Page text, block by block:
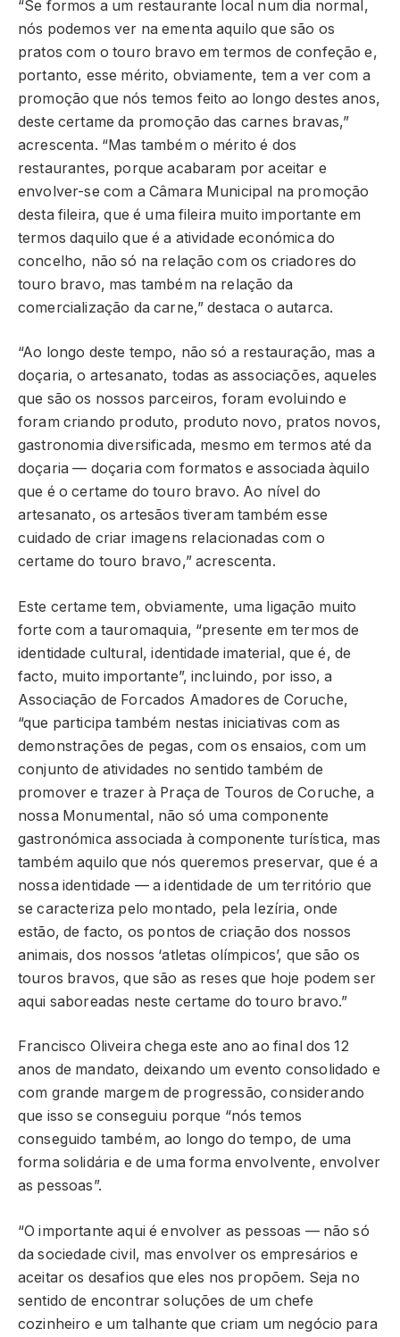
“Se formos a um restaurante local num dia normal,
nós podemos ver na ementa aquilo que são os
pratos com o touro bravo em termos de confeção e,
portanto, esse mérito, obviamente, tem a ver com a
promoção que nós temos feito ao longo destes anos,
deste certame da promoção das carnes bravas,”
acrescenta. “Mas também o mérito é dos
restaurantes, porque acabaram por aceitar e
envolver-se com a Câmara Municipal na promoção
desta fileira, que é uma fileira muito importante em
termos daquilo que é a atividade económica do
concelho, não só na relação com os criadores do
touro bravo, mas também na relação da
comercialização da carne,” destaca o autarca.
“Ao longo deste tempo, não só a restauração, mas a
doçaria, o artesanato, todas as associações, aqueles
que são os nossos parceiros, foram evoluindo e
foram criando produto, produto novo, pratos novos,
gastronomia diversificada, mesmo em termos até da
doçaria — doçaria com formatos e associada àquilo
que é o certame do touro bravo. Ao nível do
artesanato, os artesãos tiveram também esse
cuidado de criar imagens relacionadas com o
certame do touro bravo,” acrescenta.
Este certame tem, obviamente, uma ligação muito
forte com a tauromaquia, “presente em termos de
identidade cultural, identidade imaterial, que é, de
facto, muito importante”, incluindo, por isso, a
Associação de Forcados Amadores de Coruche,
“que participa também nestas iniciativas com as
demonstrações de pegas, com os ensaios, com um
conjunto de atividades no sentido também de
promover e trazer à Praça de Touros de Coruche, a
nossa Monumental, não só uma componente
gastronómica associada à componente turística, mas
também aquilo que nós queremos preservar, que é a
nossa identidade — a identidade de um território que
se caracteriza pelo montado, pela lezíria, onde
estão, de facto, os pontos de criação dos nossos
animais, dos nossos ‘atletas olímpicos’, que são os
touros bravos, que são as reses que hoje podem ser
aqui saboreadas neste certame do touro bravo.”
Francisco Oliveira chega este ano ao final dos 12
anos de mandato, deixando um evento consolidado e
com grande margem de progressão, considerando
que isso se conseguiu porque “nós temos
conseguido também, ao longo do tempo, de uma
forma solidária e de uma forma envolvente, envolver
as pessoas”.
“O importante aqui é envolver as pessoas — não só
da sociedade civil, mas envolver os empresários e
aceitar os desafios que eles nos propõem. Seja no
sentido de encontrar soluções de um chefe
cozinheiro e um talhante que criam um negócio para